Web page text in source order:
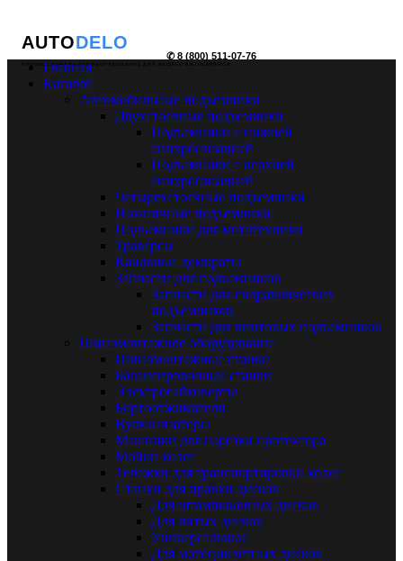
AUTODELO
ПРОФЕССИОНАЛЬНОЕ ОБОРУДОВАНИЕ ДЛЯ ВАШЕГО АВТОСЕРВИСА
✆ 8 (800) 511-07-76
Главная
Каталог
Автомобильные подъемники
Двухстоечные подъемники
Подъемники с нижней
синхронизацией
Подъемники с верхней
синхронизацией
Четырехстоечные подъемники
Ножничные подъемники
Подъемники для мототехники
Траверсы
Канавные домкраты
Запчасти для подъемников
Запчасти для гидравлических
подъемников
Запчасти для винтовых подъемников
Шиномонтажное оборудование
Шиномонтажные станки
Балансировочные станки
Электрогайковерты
Бортоотжиматели
Вулканизаторы
Машинки для нарезки протектора
Мойки колес
Тележки для транспортировки колес
Станки для правки дисков
Для штампованных дисков
Для литых дисков
Универсальные
Для мотоциклетных дисков